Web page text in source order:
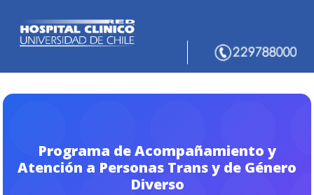
Programa de Acompañamiento y
Atención a Personas Trans y de Género
Diverso